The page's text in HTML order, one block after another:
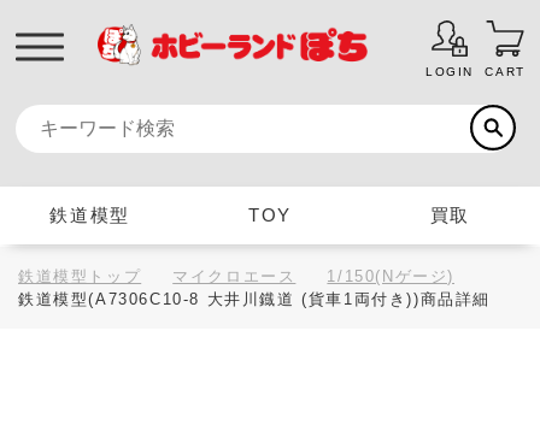
LOGIN CART
鉄道模型 TOY 買取
鉄道模型トップ マイクロエース
1/150(Nゲージ)
鉄道模型(A7306C10-8 大井川鐡道 (貨車1両付き))商品詳細